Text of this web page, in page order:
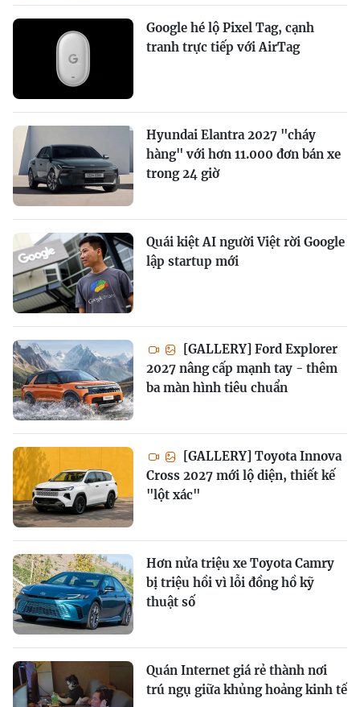
Google hé lộ Pixel Tag, cạnh
tranh trực tiếp với AirTag
Hyundai Elantra 2027 "cháy
hàng" với hơn 11.000 đơn bán xe
trong 24 giờ
Quái kiệt AI người Việt rời Google
lập startup mới
[GALLERY] Ford Explorer
2027 nâng cấp mạnh tay - thêm
ba màn hình tiêu chuẩn
[GALLERY] Toyota Innova
Cross 2027 mới lộ diện, thiết kế
"lột xác"
Hơn nửa triệu xe Toyota Camry
bị triệu hồi vì lỗi đồng hồ kỹ
thuật số
Quán Internet giá rẻ thành nơi
trú ngụ giữa khủng hoảng kinh tế